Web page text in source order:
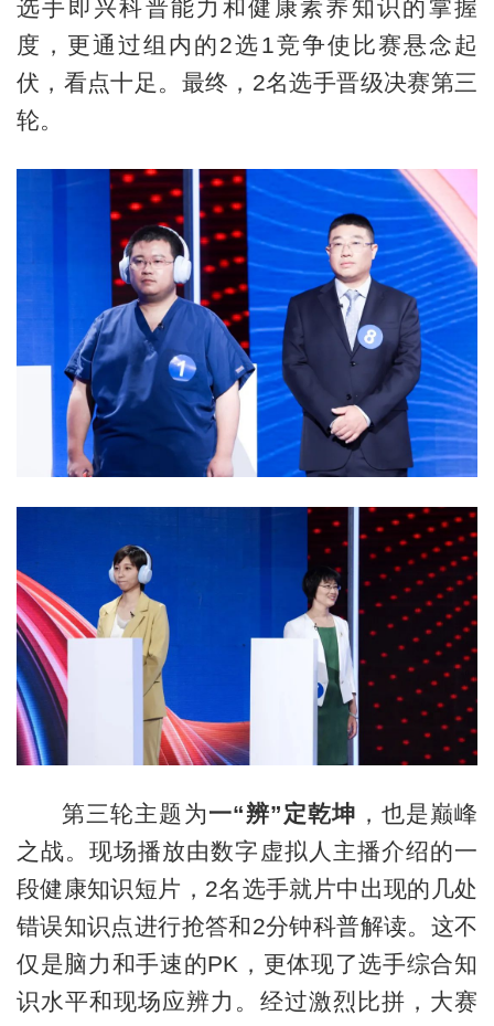
选手即兴科普能力和健康素养知识的掌握
度，更通过组内的2选1竞争使比赛悬念起
伏，看点十足。最终，2名选手晋级决赛第三
轮。
第三轮主题为一“辨”定乾坤 ，也是巅峰
之战。现场播放由数字虚拟人主播介绍的一
段健康知识短片，2名选手就片中出现的几处
错误知识点进行抢答和2分钟科普解读。这不
仅是脑力和手速的PK，更体现了选手综合知
识水平和现场应辨力。经过激烈比拼，大赛